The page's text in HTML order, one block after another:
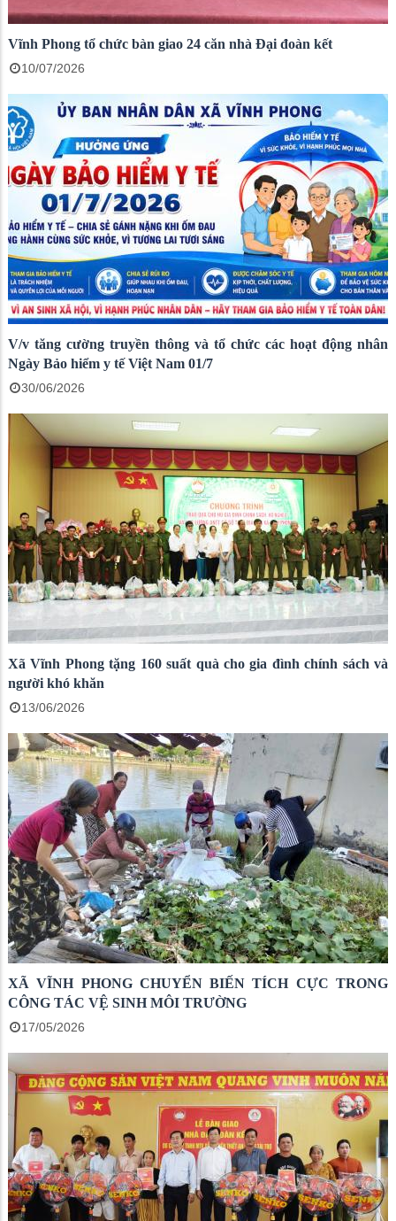
Vĩnh Phong tổ chức bàn giao 24 căn nhà Đại đoàn kết
10/07/2026
V/v tăng cường truyền thông và tổ chức các hoạt động nhân
Ngày Bảo hiểm y tế Việt Nam 01/7
30/06/2026
Xã Vĩnh Phong tặng 160 suất quà cho gia đình chính sách và
người khó khăn
13/06/2026
XÃ VĨNH PHONG CHUYỂN BIẾN TÍCH CỰC TRONG
CÔNG TÁC VỆ SINH MÔI TRƯỜNG
17/05/2026